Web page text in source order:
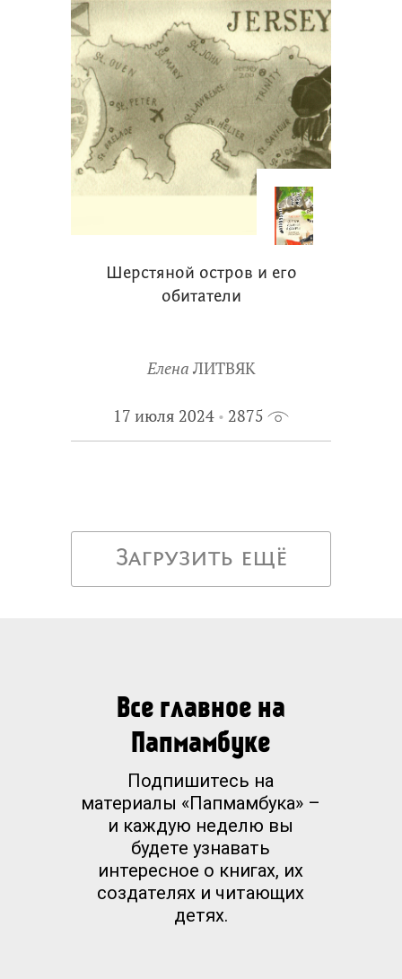
Шерстяной остров и его
обитатели
Елена ЛИТВЯК
17 июля 2024 2875
Загрузить ещё
Все главное на
Папмамбуке
Подпишитесь на
материалы «Папмамбука» –
и каждую неделю вы
будете узнавать
интересное о книгах, их
создателях и читающих
детях.